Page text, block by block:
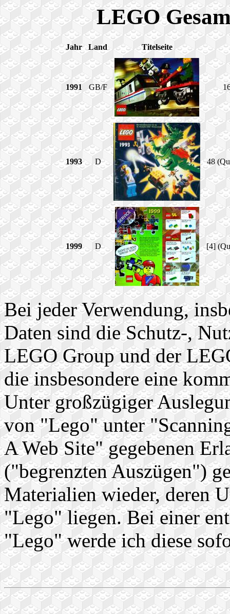
LEGO
Jahr Land Titelseite
1991 GB/F
1993 D 48
1999 D [4]
Bei jeder Verwendung,
Daten sind die Schutz-,
LEGO Group und der
die insbesondere eine
Unter großzügiger
von "Lego" unter
A Web Site" gegebenen
("begrenzten Auszügen")
Materialien wieder, deren
"Lego" liegen. Bei einer
"Lego" werde ich diese